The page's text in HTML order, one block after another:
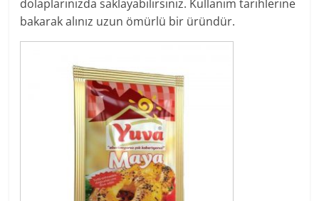
dolaplarınızda saklayabilirsiniz. Kullanım tarihlerine
bakarak alınız uzun ömürlü bir üründür.